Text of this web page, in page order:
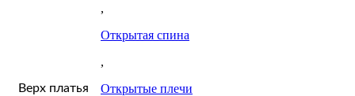
Верх платья
,
Открытая спина
,
Открытые плечи